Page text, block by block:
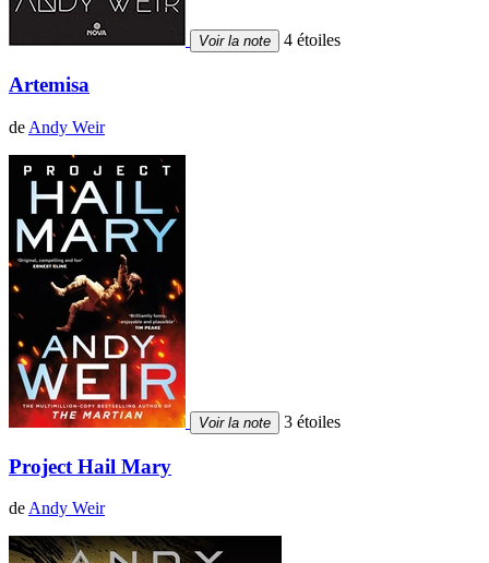
Voir la note 4 étoiles
Artemisa
de Andy Weir
Voir la note 3 étoiles
Project Hail Mary
de Andy Weir